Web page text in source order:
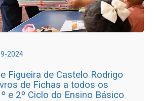
2024
Figueira de Castelo Rodrigo
de Fichas a todos os
e 2º Ciclo do Ensino Básico